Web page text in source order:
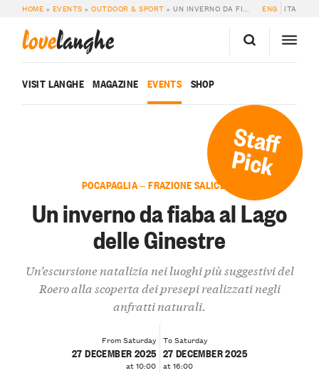
HOME » EVENTS »OUTDOOR & SPORT »UN INVERNO DA FIABA AL LAGO DELLE GINESTRE ENG ITA
lovelanghe
VISIT LANGHE MAGAZINE EVENTS SHOP
Staff
Pick
POCAPAGLIA — FRAZIONE SALICETO
Un inverno da fiaba al Lago
delle Ginestre
Un’escursione natalizia nei luoghi più suggestivi del
Roero alla scoperta dei presepi realizzati negli
anfratti naturali.
From Saturday
27 DECEMBER 2025
at 10:00
To Saturday
27 DECEMBER 2025
at 16:00